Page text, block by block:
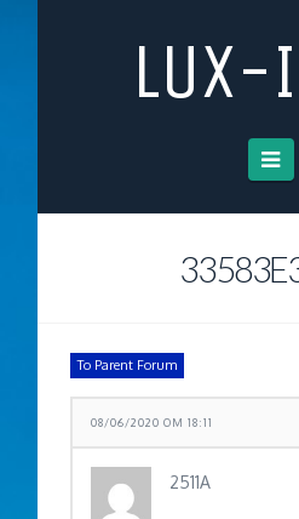
LUX-
To Parent Forum
08/06/2020 OM 18:11
2511A